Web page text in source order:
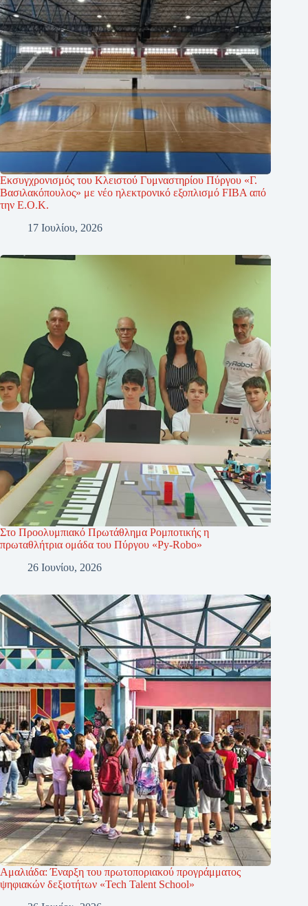
Εκσυγχρονισμός του Κλειστού Γυμναστηρίου Πύργου «Γ.
Βασιλακόπουλος» με νέο ηλεκτρονικό εξοπλισμό FIBA από
την Ε.Ο.Κ.
17 Ιουλίου, 2026
Στο Προολυμπιακό Πρωτάθλημα Ρομποτικής η
πρωταθλήτρια ομάδα του Πύργου «Py-Robo»
26 Ιουνίου, 2026
Αμαλιάδα: Έναρξη του πρωτοποριακού προγράμματος
ψηφιακών δεξιοτήτων «Tech Talent School»